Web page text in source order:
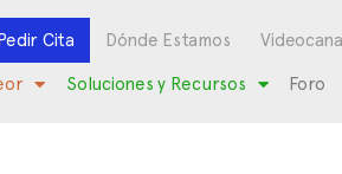
Cita Dónde Estamos
Soluciones y Recursos Foro